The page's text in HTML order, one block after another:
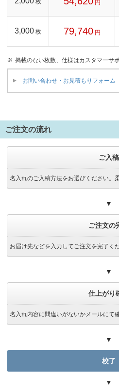
枚 円
3,000 枚 79,740 円
掲載のない枚数、仕様はカスタマーサ
お問い合わせ・お見積もりフォーム
ご注文の流れ
ご入稿
名入れのご入稿方法をお選びください。
▼
ご注文の
お届け先などを入力してご注文を完了くだ
▼
仕上がり
名入れ内容に間違いがないかメールにて
▼
校了
▼